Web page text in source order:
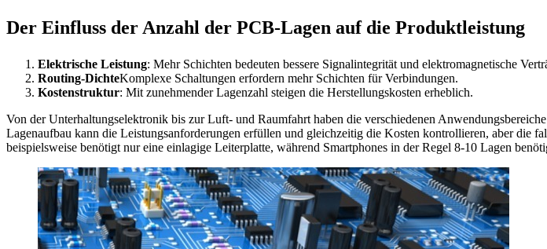
Der Einfluss der Anzahl der PCB-Lagen auf die Produktleistung
Elektrische Leistung: Mehr Schichten bedeuten bessere Signalintegrität und elektromagnetische
Routing-DichteKomplexe Schaltungen erfordern mehr Schichten für Verbindungen.
Kostenstruktur: Mit zunehmender Lagenzahl steigen die Herstellungskosten erheblich.
Von der Unterhaltungselektronik bis zur Luft- und Raumfahrt haben die verschiedenen
Lagenaufbau kann die Leistungsanforderungen erfüllen und gleichzeitig die Kosten kontrollieren, aber die
beispielsweise benötigt nur eine einlagige Leiterplatte, während Smartphones in der Regel 8-10 Lagen